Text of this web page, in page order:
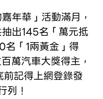
出145名「萬元抵
「1兩黃金」得
萬汽車大獎得主，
記得上網登錄發
列！